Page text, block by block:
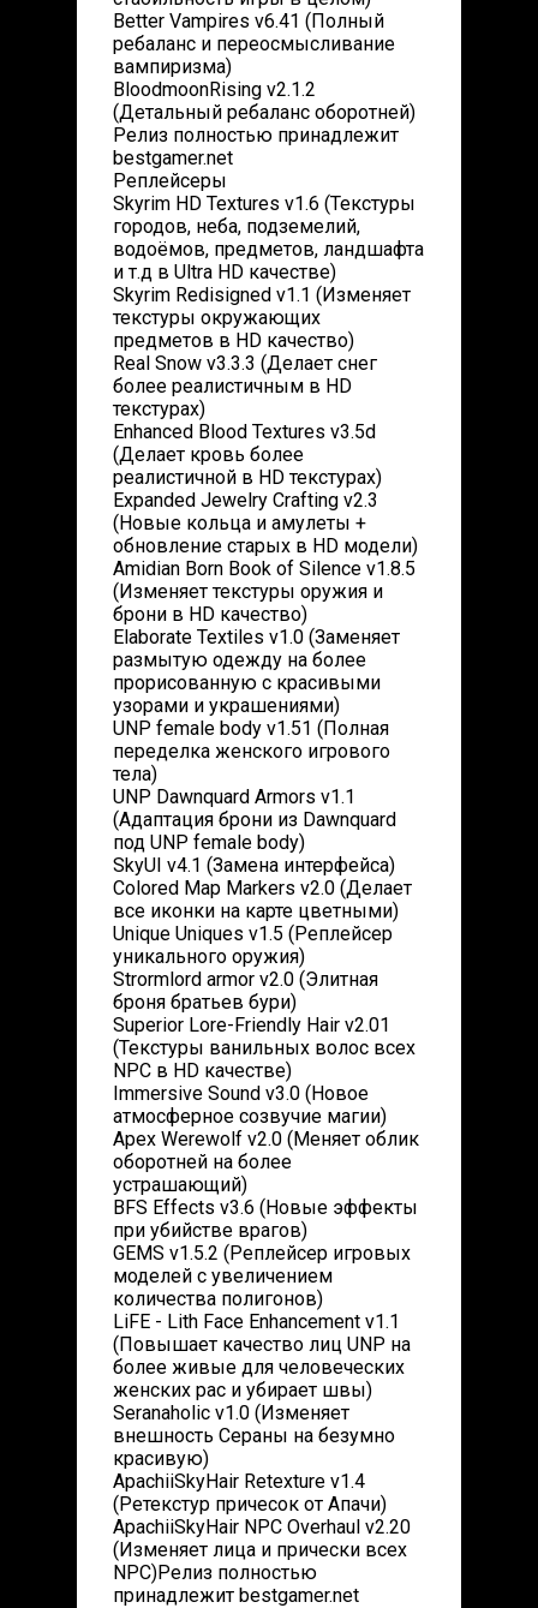
Better Vampires v6.41 (Полный
ребаланс и переосмысливание
вампиризма)
BloodmoonRising v2.1.2
(Детальный ребаланс оборотней)
Релиз полностью принадлежит
bestgamer.net
Реплейсеры
Skyrim HD Textures v1.6 (Текстуры
городов, неба, подземелий,
водоёмов, предметов, ландшафта
и т.д в Ultra HD качестве)
Skyrim Redisigned v1.1 (Изменяет
текстуры окружающих
предметов в HD качество)
Real Snow v3.3.3 (Делает снег
более реалистичным в HD
текстурах)
Enhanced Blood Textures v3.5d
(Делает кровь более
реалистичной в HD текстурах)
Expanded Jewelry Crafting v2.3
(Новые кольца и амулеты +
обновление старых в HD модели)
Amidian Born Book of Silence v1.8.5
(Изменяет текстуры оружия и
брони в HD качество)
Elaborate Textiles v1.0 (Заменяет
размытую одежду на более
прорисованную с красивыми
узорами и украшениями)
UNP female body v1.51 (Полная
переделка женского игрового
тела)
UNP Dawnquard Armors v1.1
(Адаптация брони из Dawnquard
под UNP female body)
SkyUI v4.1 (Замена интерфейса)
Colored Map Markers v2.0 (Делает
все иконки на карте цветными)
Unique Uniques v1.5 (Реплейсер
уникального оружия)
Strormlord armor v2.0 (Элитная
броня братьев бури)
Superior Lore-Friendly Hair v2.01
(Текстуры ванильных волос всех
NPC в HD качестве)
Immersive Sound v3.0 (Новое
атмосферное созвучие магии)
Apex Werewolf v2.0 (Меняет облик
оборотней на более
устрашающий)
BFS Effects v3.6 (Новые эффекты
при убийстве врагов)
GEMS v1.5.2 (Реплейсер игровых
моделей с увеличением
количества полигонов)
LiFE - Lith Face Enhancement v1.1
(Повышает качество лиц UNP на
более живые для человеческих
женских рас и убирает швы)
Seranaholic v1.0 (Изменяет
внешность Сераны на безумно
красивую)
ApachiiSkyHair Retexture v1.4
(Ретекстур причесок от Апачи)
ApachiiSkyHair NPC Overhaul v2.20
(Изменяет лица и прически всех
NPC)Релиз полностью
принадлежит bestgamer.net